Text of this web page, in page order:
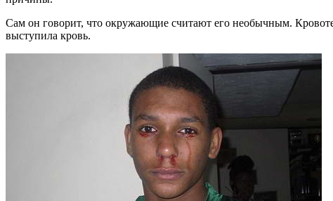
Сам он говорит, что окружающие считают его необычным.
выступила кровь.